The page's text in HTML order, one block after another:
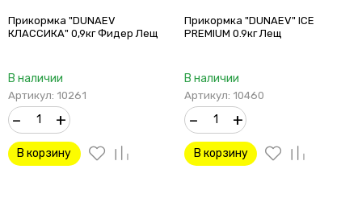
Прикормка "DUNAEV
КЛАССИКА" 0,9кг Фидер Лещ
В наличии
Артикул: 10261
– +
В корзину
Прикормка "DUNAEV" ICE
PREMIUM 0.9кг Лещ
В наличии
Артикул: 10460
– +
В корзину